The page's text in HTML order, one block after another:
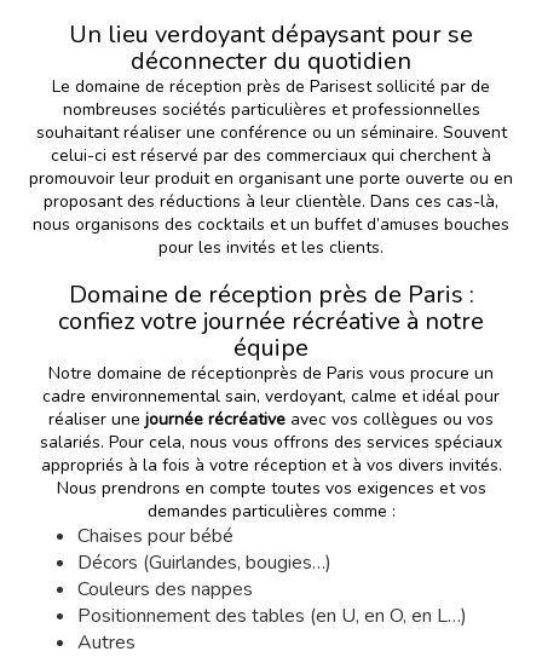
Un lieu verdoyant dépaysant pour se
déconnecter du quotidien
Le domaine de réception près de Parisest sollicité par de
nombreuses sociétés particulières et professionnelles
souhaitant réaliser une conférence ou un séminaire. Souvent
celui-ci est réservé par des commerciaux qui cherchent à
promouvoir leur produit en organisant une porte ouverte ou en
proposant des réductions à leur clientèle. Dans ces cas-là,
nous organisons des cocktails et un buffet d’amuses bouches
pour les invités et les clients.
Domaine de réception près de Paris :
confiez votre journée récréative à notre
équipe
Notre domaine de réceptionprès de Paris vous procure un
cadre environnemental sain, verdoyant, calme et idéal pour
réaliser une journée récréative avec vos collègues ou vos
salariés. Pour cela, nous vous offrons des services spéciaux
appropriés à la fois à votre réception et à vos divers invités.
Nous prendrons en compte toutes vos exigences et vos
demandes particulières comme :
Chaises pour bébé
Décors (Guirlandes, bougies…)
Couleurs des nappes
Positionnement des tables (en U, en O, en L…)
Autres